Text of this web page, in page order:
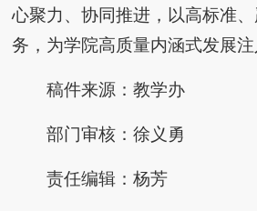
心聚力、协同推进，以高标准
务，为学院高质量内涵式发展注
稿件来源：教学办
部门审核：徐义勇
责任编辑：杨芳